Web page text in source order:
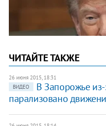
ЧИТАЙТЕ ТАКЖЕ
26 июня 2015, 18:31
ВИДЕО
В Запорожье
парализовано